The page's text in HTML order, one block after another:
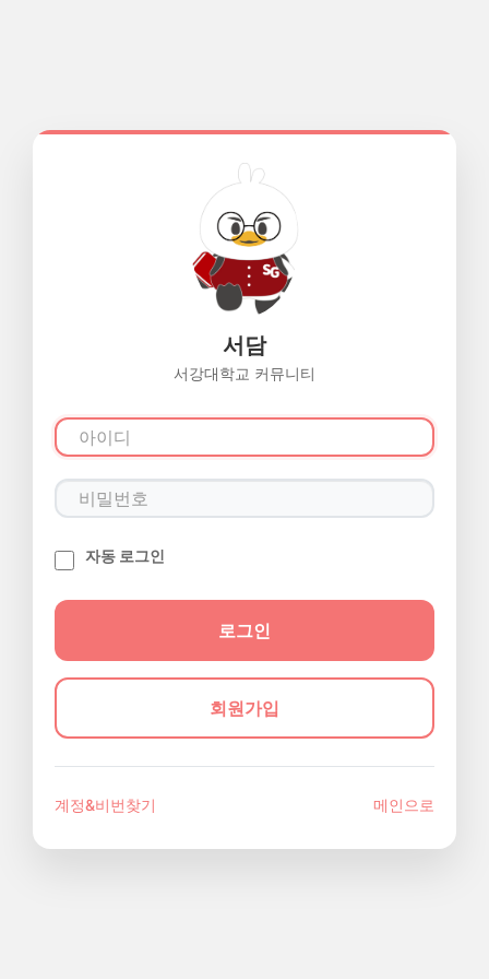
서담
서강대학교 커뮤니티
자동 로그인
회원가입
계정&비번찾기 메인으로